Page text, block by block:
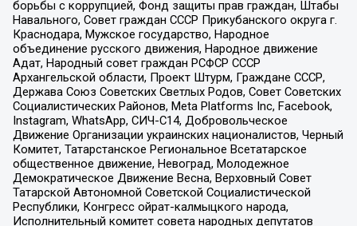
борьбы с коррупцией, Фонд защиты прав граждан, Штабы
Навального, Совет граждан СССР Прикубанского округа г.
Краснодара, Мужское государство, Народное
объединение русского движения, Народное движение
Адат, Народный совет граждан РСФСР СССР
Архангельской области, Проект Штурм, Граждане СССР,
Держава Союз Советских Светлых Родов, Совет Советских
Социалистических Районов, Meta Platforms Inc, Facebook,
Instagram, WhatsApp, СИЧ-С14, Добровольческое
Движение Организации украинских националистов, Черный
Комитет, Татарстанское Региональное Всетатарское
общественное движение, Невоград, Молодежное
Демократическое Движение Весна, Верховный Совет
Татарской Автономной Советской Социалистической
Республики, Конгресс ойрат-калмыцкого народа,
Исполнительный комитет совета народных депутатов